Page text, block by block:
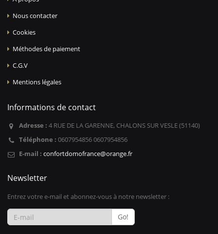
Nous contacter
Cookies
Méthodes de paiement
C.G.V
Mentions légales
Informations de contact
Adresse : 4 RUE DE LA GARENNE, CHALONS SUR VESLE (51140)
Téléphone : 0607954856 0607954856
E-mail : confortdomofrance@orange.fr
Newsletter
Entrez votre e-mail et abonnez-vous à notre newsletter :
Go!